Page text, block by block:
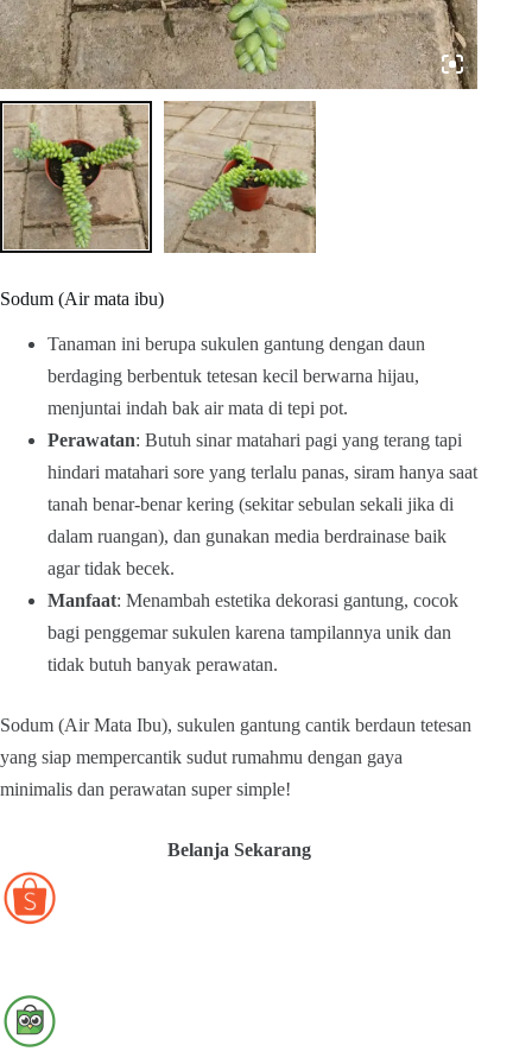
Sodum (Air mata ibu)
Tanaman ini berupa sukulen gantung dengan daun
berdaging berbentuk tetesan kecil berwarna hijau,
menjuntai indah bak air mata di tepi pot.
Perawatan: Butuh sinar matahari pagi yang terang tapi
hindari matahari sore yang terlalu panas, siram hanya saat
tanah benar-benar kering (sekitar sebulan sekali jika di
dalam ruangan), dan gunakan media berdrainase baik
agar tidak becek.
Manfaat: Menambah estetika dekorasi gantung, cocok
bagi penggemar sukulen karena tampilannya unik dan
tidak butuh banyak perawatan.
Sodum (Air Mata Ibu), sukulen gantung cantik berdaun tetesan
yang siap mempercantik sudut rumahmu dengan gaya
minimalis dan perawatan super simple!
Belanja Sekarang